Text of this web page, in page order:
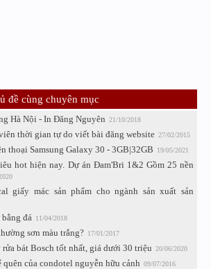
đề cùng chuyên mục
Hà Nội - In Đăng Nguyên 21/10/2018
thời gian tự do viết bài đăng website 27/02/2015
thoại Samsung Galaxy 30 - 3GB|32GB 19/05/2021
hot hiện nay. Dự án Đam'Bri 1&2 Gồm 25 nền
giấy mác sản phẩm cho ngành sản xuất sản
đá 11/04/2018
sơn màu trắng? 17/01/2017
rửa bát Bosch tốt nhất, giá dưới 30 triệu 20/06/2020
của condotel nguyễn hữu cảnh 09/07/2016